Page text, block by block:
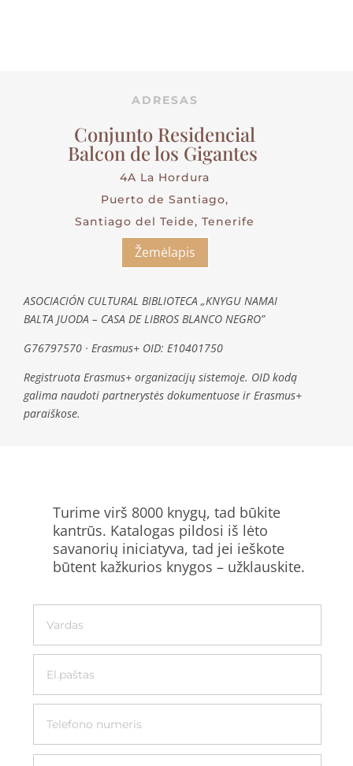
ADRESAS
Conjunto Residencial
Balcon de los Gigantes
4A La Hordura
Puerto de Santiago,
Santiago del Teide, Tenerife
Žemėlapis
ASOCIACIÓN CULTURAL BIBLIOTECA „KNYGU NAMAI
BALTA JUODA – CASA DE LIBROS BLANCO NEGRO”
G76797570 · Erasmus+ OID: E10401750
Registruota Erasmus+ organizacijų sistemoje. OID kodą
galima naudoti partnerystės dokumentuose ir Erasmus+
paraiškose.
Turime virš 8000 knygų, tad būkite
kantrūs. Katalogas pildosi iš lėto
savanorių iniciatyva, tad jei ieškote
būtent kažkurios knygos – užklauskite.